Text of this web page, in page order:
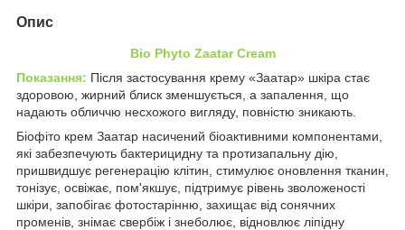
Опис
Bio Phyto Zaatar Cream
Показання: Після застосування крему «Заатар» шкіра стає
здоровою, жирний блиск зменшується, а запалення, що
надають обличчю несхожого вигляду, повністю зникають.
Біофіто крем Заатар насичений біоактивними компонентами,
які забезпечують бактерицидну та протизапальну дію,
пришвидшує регенерацію клітин, стимулює оновлення тканин,
тонізує, освіжає, пом'якшує, підтримує рівень зволоженості
шкіри, запобігає фотостарінню, захищає від сонячних
променів, знімає свербіж і знеболює, відновлює ліпідну